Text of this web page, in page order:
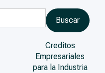
Creditos
Empresariales
para la Industria